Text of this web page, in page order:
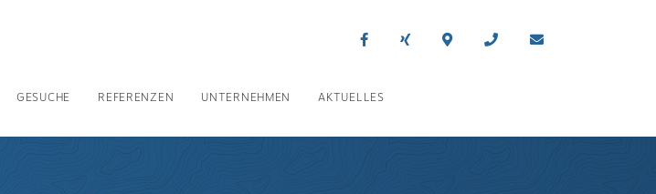
GESUCHE REFERENZEN UNTERNEHMEN AKTUELLES